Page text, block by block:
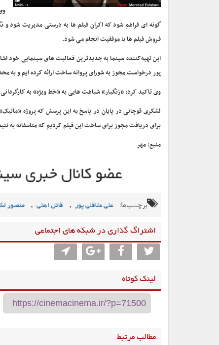
گونه ای فراهم شود که اکران فیلم ها به درستی مدیریت شود
فروش فیلم ها با موفقیت انجام می شود.
این تهیه‌کننده سینما به جدیدترین فعالیت های سینمایی خود
پور درخواست مجوز به شورای پروانه ساخت ارائه کرده ایم و به
وی تاکید کرد: «زنگبار» شباهت هایی به «خط ویژه» به
لشکری قوچانی در پایان در پاسخ به این پرسش که پروژه
برای دریافت مجوز برای ساخت این فیلم کردیم که متاسفانه به
منبع: مهر
برچسب‌ها: علی ملاقلی پور , قاتل اهلی , منصور
اشتراگ گذاری در شبکه های اجتماعی
لینک کوتاه
مطالب مرتبط